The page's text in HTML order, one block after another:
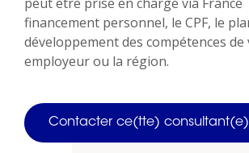
financement personnel, le CPF, le
développement des compétences de
employeur ou la région.
Contacter ce(tte) consultant(e)